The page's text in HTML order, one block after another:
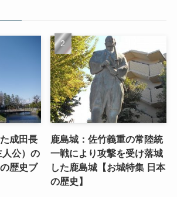
成田長
公）の
歴史ブ
鹿島城：佐竹義重の常陸統
一戦により攻撃を受け落城
した鹿島城【お城特集 日本
の歴史】